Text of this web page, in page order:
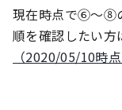
現在時点で⑥～⑧
順を確認したい方
（2020/05/10時点